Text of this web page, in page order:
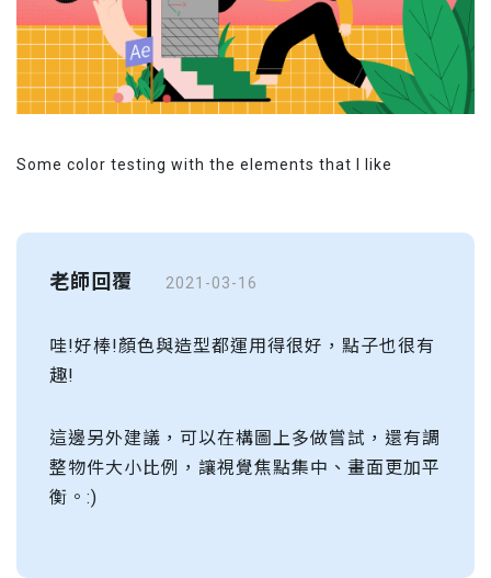
Some color testing with the elements that I like
老師回覆 2021-03-16
哇!好棒!顏色與造型都運用得很好，點子也很有
趣!
這邊另外建議，可以在構圖上多做嘗試，還有調
整物件大小比例，讓視覺焦點集中、畫面更加平
衡。:)